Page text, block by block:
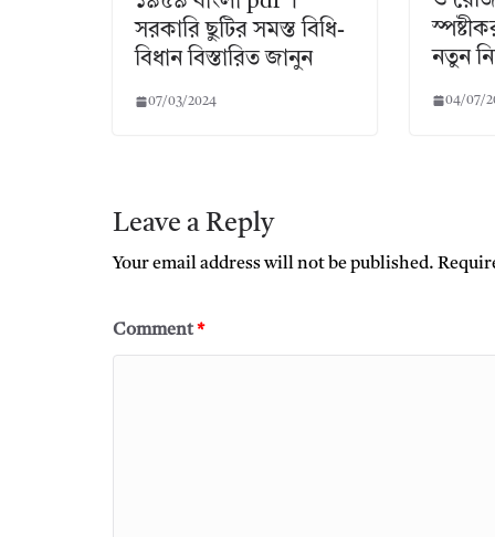
সরকারি ছুটির সমস্ত বিধি-
বিধান বিস্তারিত জানুন
07/03/2024
নতুন
04/07/
Leave a Reply
Your email address will not be published.
Comment*